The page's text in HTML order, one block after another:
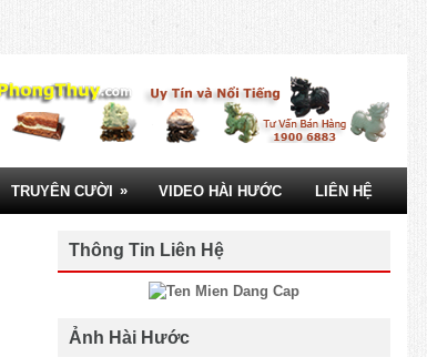
TRUYÊN CƯỜI » VIDEO HÀI HƯỚC LIÊN HỆ
Thông Tin Liên Hệ
Ảnh Hài Hước